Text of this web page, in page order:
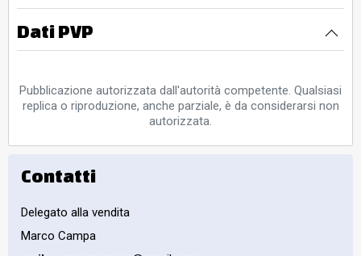
Dati PVP
Pubblicazione autorizzata dall'autorità competente. Qualsiasi
replica o riproduzione, anche parziale, è da considerarsi non
autorizzata.
Contatti
Delegato alla vendita
Marco Campa